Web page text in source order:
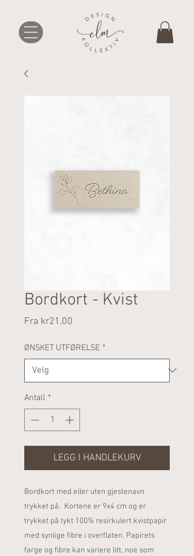
Bordkort - Kvist
Fra kr21,00
ØNSKET UTFØRELSE *
Antall *
LEGG I HANDLEKURV
Bordkort med eller uten gjestenavn
trykket på. Kortene er 9x4 cm og er
trykket på tykt 100% resirkulert kvistpapir
med synlige fibre i overflaten. Papirets
farge og fibre kan variere litt, noe som